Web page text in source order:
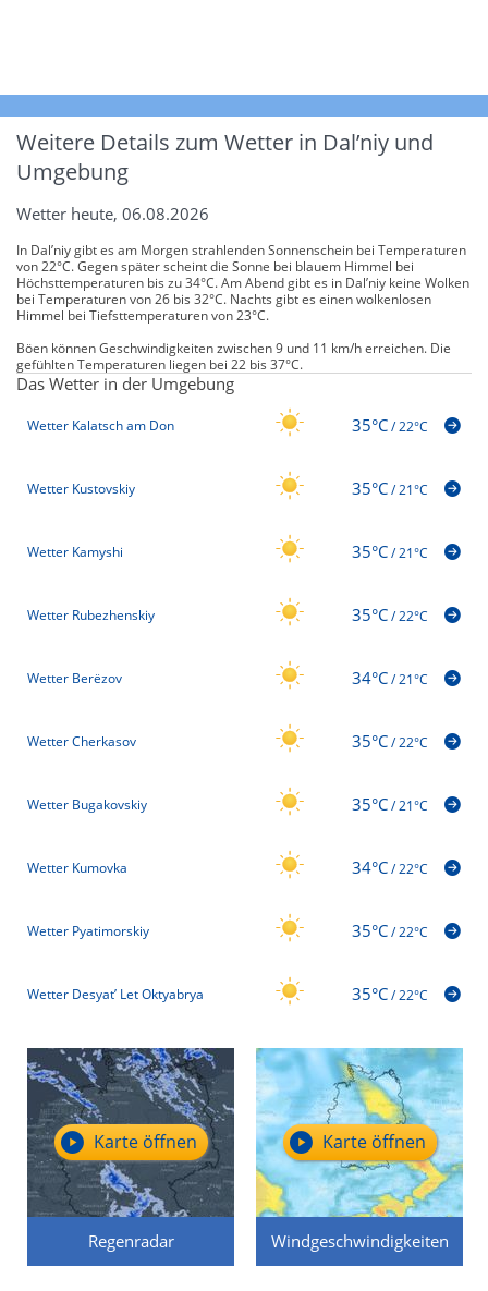
Weitere Details zum Wetter in Dal’niy und
Umgebung
Wetter heute, 06.08.2026
In Dal’niy gibt es am Morgen strahlenden Sonnenschein bei Temperaturen
von 22°C. Gegen später scheint die Sonne bei blauem Himmel bei
Höchsttemperaturen bis zu 34°C. Am Abend gibt es in Dal’niy keine Wolken
bei Temperaturen von 26 bis 32°C. Nachts gibt es einen wolkenlosen
Himmel bei Tiefsttemperaturen von 23°C.
Böen können Geschwindigkeiten zwischen 9 und 11 km/h erreichen. Die
gefühlten Temperaturen liegen bei 22 bis 37°C.
Das Wetter in der Umgebung
Wetter Kalatsch am Don 35°C/22°C
Wetter Kustovskiy 35°C/21°C
Wetter Kamyshi 35°C/21°C
Wetter Rubezhenskiy 35°C/22°C
Wetter Berëzov 34°C/21°C
Wetter Cherkasov 35°C/22°C
Wetter Bugakovskiy 35°C/21°C
Wetter Kumovka 34°C/22°C
Wetter Pyatimorskiy 35°C/22°C
Wetter Desyat’ Let Oktyabrya 35°C/22°C
Regenradar
Karte öffnen
Windgeschwindigkeiten
Karte öffnen